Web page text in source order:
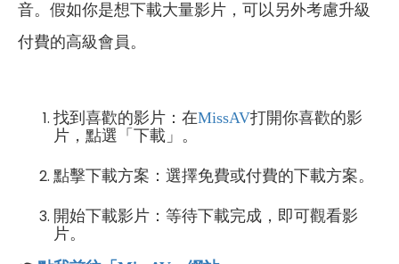
音。假如你是想下載大量影片，可以另外考慮升級
付費的高級會員。
找到喜歡的影片：在MissAV打開你喜歡的影
片，點選「下載」。
點擊下載方案：選擇免費或付費的下載方案。
開始下載影片：等待下載完成，即可觀看影
片。